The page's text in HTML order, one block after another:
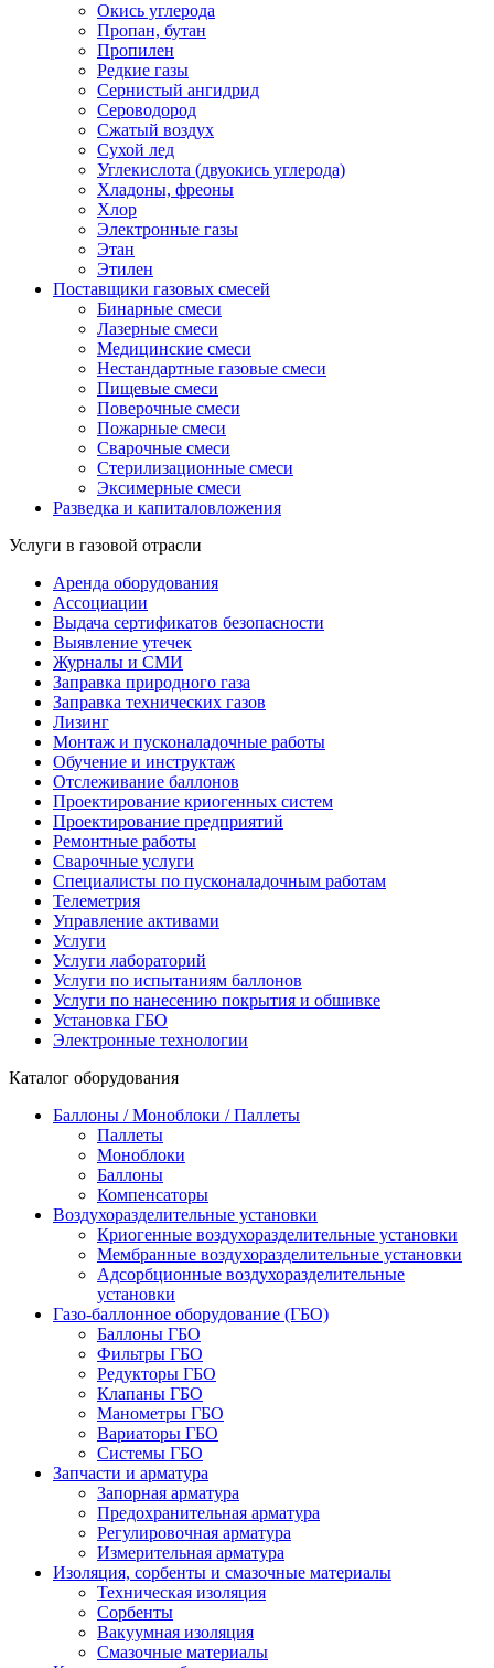
Окись углерода
Пропан, бутан
Пропилен
Редкие газы
Сернистый ангидрид
Сероводород
Сжатый воздух
Сухой лед
Углекислота (двуокись углерода)
Хладоны, фреоны
Хлор
Электронные газы
Этан
Этилен
Поставщики газовых смесей
Бинарные смеси
Лазерные смеси
Медицинские смеси
Нестандартные газовые смеси
Пищевые смеси
Поверочные смеси
Пожарные смеси
Сварочные смеси
Стерилизационные смеси
Эксимерные смеси
Разведка и капиталовложения
Услуги в газовой отрасли
Аренда оборудования
Ассоциации
Выдача сертификатов безопасности
Выявление утечек
Журналы и СМИ
Заправка природного газа
Заправка технических газов
Лизинг
Монтаж и пусконаладочные работы
Обучение и инструктаж
Отслеживание баллонов
Проектирование криогенных систем
Проектирование предприятий
Ремонтные работы
Сварочные услуги
Специалисты по пусконаладочным работам
Телеметрия
Управление активами
Услуги
Услуги лабораторий
Услуги по испытаниям баллонов
Услуги по нанесению покрытия и обшивке
Установка ГБО
Электронные технологии
Каталог оборудования
Баллоны / Моноблоки / Паллеты
Паллеты
Моноблоки
Баллоны
Компенсаторы
Воздухоразделительные установки
Криогенные воздухоразделительные установки
Мембранные воздухоразделительные установки
Адсорбционные воздухоразделительные
установки
Газо-баллонное оборудование (ГБО)
Баллоны ГБО
Фильтры ГБО
Редукторы ГБО
Клапаны ГБО
Манометры ГБО
Вариаторы ГБО
Системы ГБО
Запчасти и арматура
Запорная арматура
Предохранительная арматура
Регулировочная арматура
Измерительная арматура
Изоляция, сорбенты и смазочные материалы
Техническая изоляция
Сорбенты
Вакуумная изоляция
Смазочные материалы